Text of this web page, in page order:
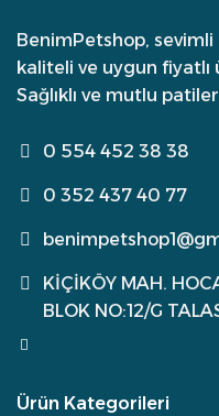
BenimPetshop, sevimli
kaliteli ve uygun
Sağlıklı ve mutlu
0 554 452 38 38
0 352 437 40 77
KİÇİKÖY MAH.
BLOK NO:12/G
Ürün Kategorileri